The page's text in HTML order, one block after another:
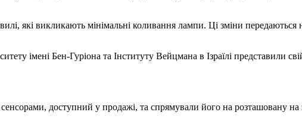
які викликають мінімальні коливання лампи. Ці зміни передаються
імені Бен-Гуріона та Інституту Вейцмана в Ізраїлі представили
доступний у продажі, та спрямували його на розташовану на